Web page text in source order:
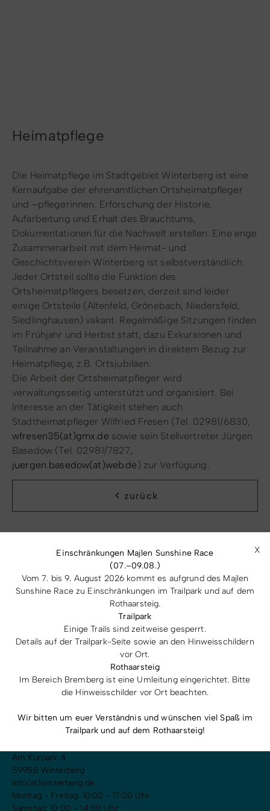
X
Einschränkungen Majlen Sunshine Race
(07.–09.08.)
Vom 7. bis 9. August 2026 kommt es aufgrund des Majlen
Sunshine Race zu Einschränkungen im Trailpark und auf dem
Rothaarsteig.
Trailpark
Einige Trails sind zeitweise gesperrt.
Details auf der Trailpark-Seite sowie an den Hinweisschildern
vor Ort.
Rothaarsteig
Im Bereich Bremberg ist eine Umleitung eingerichtet. Bitte
die Hinweisschilder vor Ort beachten.
Wir bitten um euer Verständnis und wünschen viel Spaß im
Trailpark und auf dem Rothaarsteig!
Heimatpflege
Die Heimatpflege im Stadtgebiet Winterberg ist eine
Kernaufgabe der ehrenamtlichen Ortsheimatpfleger
und –pflegerinnen. Erforschung der Historie,
Aufarbeitung und Erhalt des Brauchtums,
Dokumentationen für die Nachwelt erstellen. Eine enge
Zusammenarbeit mit dem Heimat- und
Geschichtsverein Winterberg ist selbstverständlich.
Jeder Ortsteil sollte die Funktion des
Ortsheimatpflegers besetzen, derzeit sind leider
einige Ortsteile (Altenfeld, Grönebach, Niedersfeld,
Siedlinghausen) vakant. Regelmäßige Sitzungen finden
im Frühjahr und Herbst statt, dazu Exkursionen und
Teilnahme an Veranstaltungen in direktem Bezug zur
Heimatpflege, z.B. Ortsjubiläen.
Die Arbeit der Ortsheimatpfleger wird
verwaltungsseitig unterstützt und organisiert. Bei
Interesse an der Tätigkeit stehen auch
Stadtheimatpfleger Wilfried Fresen (Tel. 02981/6830,
wfresen35(at)gmx.de sowie sein Stellvertreter Jürgen
Basedow (Tel. 02981/7827,
juergen.basedow(at)web.de) zur Verfügung.
zurück
Du hast Fragen? Ruf uns doch direkt an!
Datenschutz
Digitale Barrierefreiheit
Widerruf Versicherungsvertrag
Am Kurpark 4
59955 Winterberg
info(at)winterberg.de
Montag - Freitag: 10:00 - 17:00 Uhr
Samstag: 10:00 - 14:00 Uhr